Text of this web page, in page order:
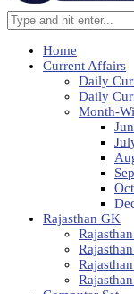
Home
Current Affairs
Daily
Daily
Month-
Rajasthan GK